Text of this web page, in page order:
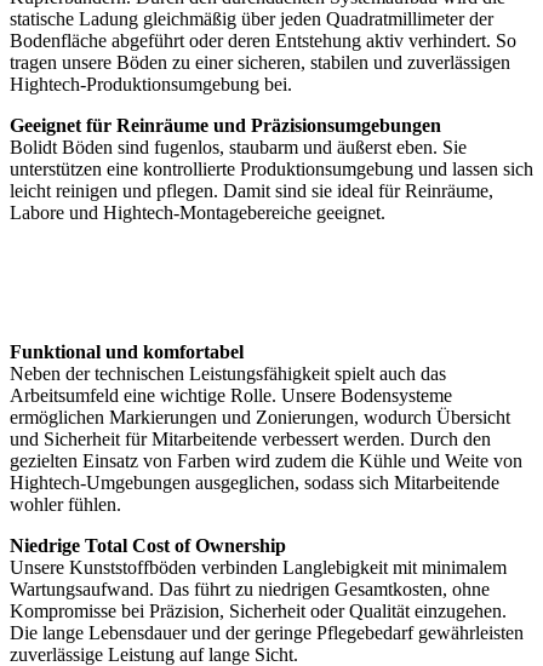
statische Ladung gleichmäßig über jeden Quadratmillimeter der
Bodenfläche abgeführt oder deren Entstehung aktiv verhindert. So
tragen unsere Böden zu einer sicheren, stabilen und zuverlässigen
Hightech-Produktionsumgebung bei.
Geeignet für Reinräume und Präzisionsumgebungen
Bolidt Böden sind fugenlos, staubarm und äußerst eben. Sie
unterstützen eine kontrollierte Produktionsumgebung und lassen sich
leicht reinigen und pflegen. Damit sind sie ideal für Reinräume,
Labore und Hightech-Montagebereiche geeignet.
Funktional und komfortabel
Neben der technischen Leistungsfähigkeit spielt auch das
Arbeitsumfeld eine wichtige Rolle. Unsere Bodensysteme
ermöglichen Markierungen und Zonierungen, wodurch Übersicht
und Sicherheit für Mitarbeitende verbessert werden. Durch den
gezielten Einsatz von Farben wird zudem die Kühle und Weite von
Hightech-Umgebungen ausgeglichen, sodass sich Mitarbeitende
wohler fühlen.
Niedrige Total Cost of Ownership
Unsere Kunststoffböden verbinden Langlebigkeit mit minimalem
Wartungsaufwand. Das führt zu niedrigen Gesamtkosten, ohne
Kompromisse bei Präzision, Sicherheit oder Qualität einzugehen.
Die lange Lebensdauer und der geringe Pflegebedarf gewährleisten
zuverlässige Leistung auf lange Sicht.